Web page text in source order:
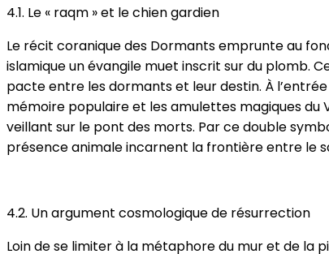
4.1. Le « raqm » et le chien gardien
Le récit coranique des Dormants emprunte au
islamique un évangile muet inscrit sur du plomb.
pacte entre les dormants et leur destin. À
mémoire populaire et les amulettes magiques du
veillant sur le pont des morts. Par ce double
présence animale incarnent la frontière entre le
4.2. Un argument cosmologique de résurrection
Loin de se limiter à la métaphore du mur et de la